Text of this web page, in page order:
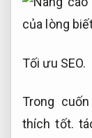
Tối ưu SEO.
Trong
thích tốt.